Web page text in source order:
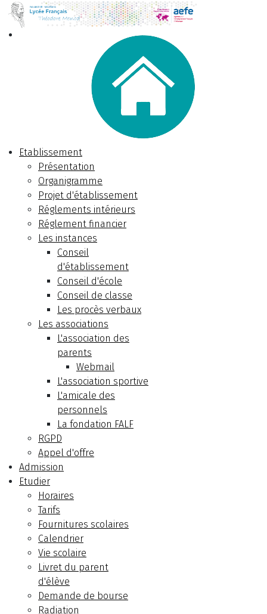
Etablissement
Présentation
Organigramme
Projet d'établissement
Réglements intérieurs
Réglement financier
Les instances
Conseil
d'établissement
Conseil d'école
Conseil de classe
Les procès verbaux
Les associations
L'association des
parents
Webmail
L'association sportive
L'amicale des
personnels
La fondation FALF
RGPD
Appel d'offre
Admission
Etudier
Horaires
Tarifs
Fournitures scolaires
Calendrier
Vie scolaire
Livret du parent
d'élève
Demande de bourse
Radiation